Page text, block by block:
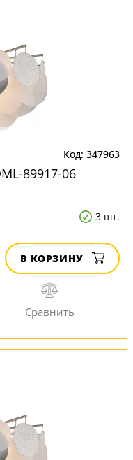
347963
89917-06
3 шт.
В КОРЗИНУ